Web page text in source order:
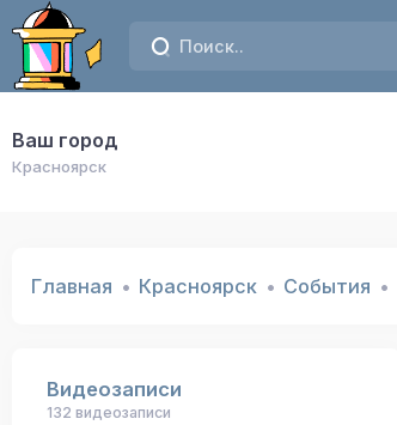
Ваш город
Красноярск
Главная Красноярск События
Видеозаписи
132 видеозаписи